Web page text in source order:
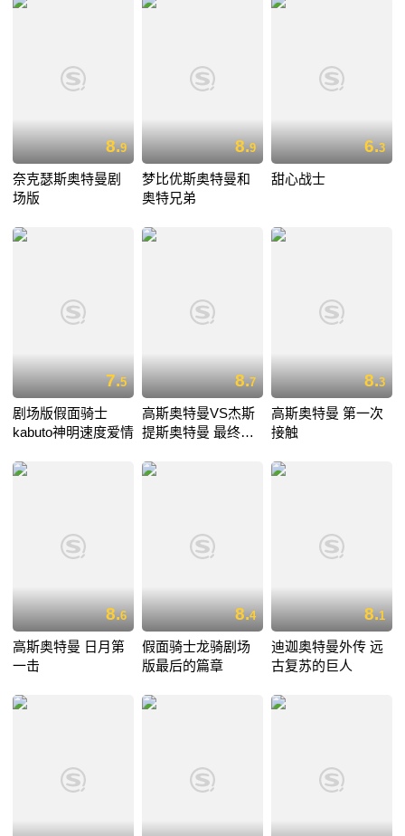
8.9
奈克瑟斯奥特曼剧
场版
8.9
梦比优斯奥特曼和
奥特兄弟
6.3
甜心战士
7.5
剧场版假面骑士
kabuto神明速度爱情
8.7
高斯奥特曼VS杰斯
提斯奥特曼 最终决
8.3
高斯奥特曼 第一次
接触
8.6
高斯奥特曼 日月第
一击
8.4
假面骑士龙骑剧场
版最后的篇章
8.1
迪迦奥特曼外传 远
古复苏的巨人